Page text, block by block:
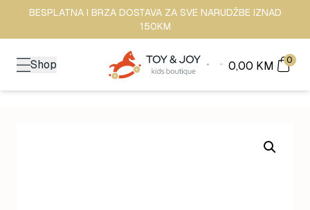
BESPLATNA I BRZA DOSTAVA ZA SVE NARUDŽBE IZNAD
150KM
Shop 0,00 KM 0